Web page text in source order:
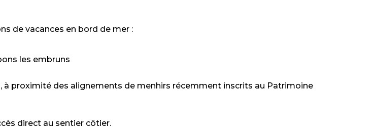
de vacances en bord de mer :
les embruns
à proximité des alignements de menhirs récemment inscrits au Patrimoine
direct au sentier côtier.